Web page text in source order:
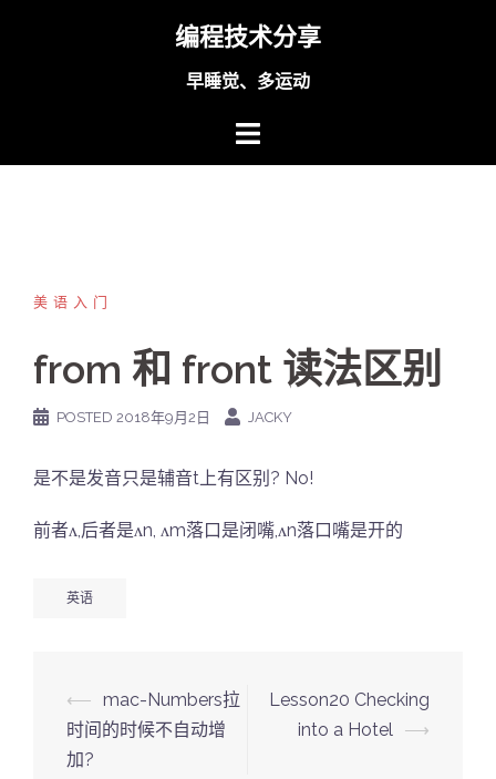
编程技术分享
早睡觉、多运动
美语入门
from 和 front 读法区别
POSTED 2018年9月2日 JACKY
是不是发音只是辅音t上有区别? No!
前者ʌ,后者是ʌn, ʌm落口是闭嘴,ʌn落口嘴是开的
英语
Post
navigation
⟵ mac-Numbers拉
时间的时候不自动增
加?
Lesson20 Checking
into a Hotel ⟶